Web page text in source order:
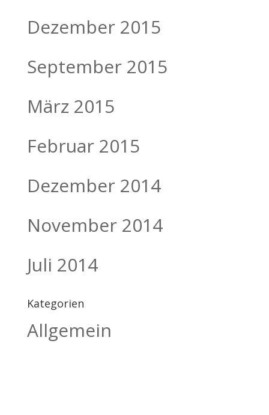
Dezember 2015
September 2015
März 2015
Februar 2015
Dezember 2014
November 2014
Juli 2014
Kategorien
Allgemein